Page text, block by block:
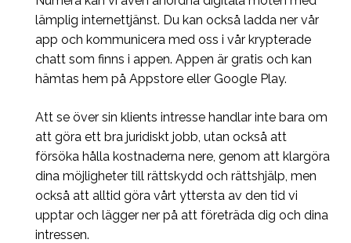
lämplig internettjänst. Du kan också ladda ner vår
app och kommunicera med oss i vår krypterade
chatt som finns i appen. Appen är gratis och kan
hämtas hem på Appstore eller Google Play.
Att se över sin klients intresse handlar inte bara om
att göra ett bra juridiskt jobb, utan också att
försöka hålla kostnaderna nere, genom att klargöra
dina möjligheter till rättskydd och rättshjälp, men
också att alltid göra vårt yttersta av den tid vi
upptar och lägger ner på att företräda dig och dina
intressen.